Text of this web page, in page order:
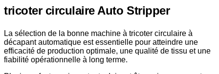
tricoter circulaire Auto Stripper
La sélection de la bonne machine à tricoter circulaire à
décapant automatique est essentielle pour atteindre une
efficacité de production optimale, une qualité de tissu et une
fiabilité opérationnelle à long terme.